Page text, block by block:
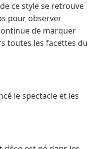
ce style se retrouve
pour observer
de marquer
toutes les facettes du
le spectacle et les